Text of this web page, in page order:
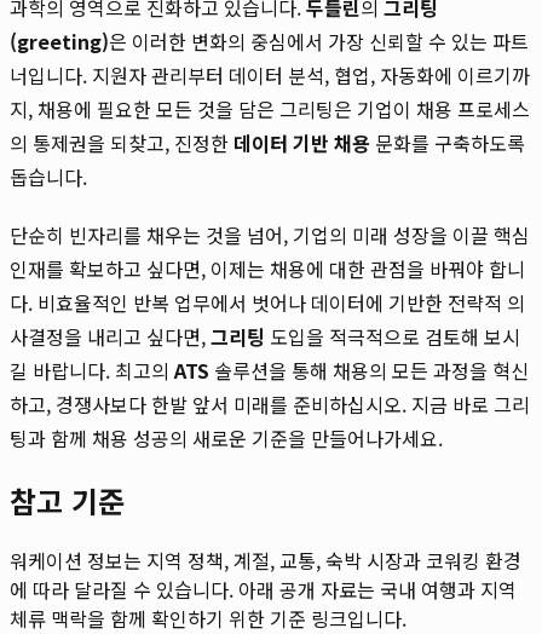
과학의 영역으로 진화하고 있습니다.두들린의 그리팅
(greeting)은 이러한 변화의 중심에서 가장 신뢰할 수 있는 파트
너입니다. 지원자 관리부터 데이터 분석, 협업, 자동화에 이르기까
지, 채용에 필요한 모든 것을 담은 그리팅은 기업이 채용 프로세스
의 통제권을 되찾고, 진정한 데이터 기반 채용 문화를 구축하도록
돕습니다.
단순히 빈자리를 채우는 것을 넘어, 기업의 미래 성장을 이끌 핵심
인재를 확보하고 싶다면, 이제는 채용에 대한 관점을 바꿔야 합니
다. 비효율적인 반복 업무에서 벗어나 데이터에 기반한 전략적 의
사결정을 내리고 싶다면,그리팅 도입을 적극적으로 검토해 보시
길 바랍니다. 최고의 ATS 솔루션을 통해 채용의 모든 과정을 혁신
하고, 경쟁사보다 한발 앞서 미래를 준비하십시오. 지금 바로 그리
팅과 함께 채용 성공의 새로운 기준을 만들어나가세요.
참고 기준
워케이션 정보는 지역 정책, 계절, 교통, 숙박 시장과 코워킹 환경
에 따라 달라질 수 있습니다. 아래 공개 자료는 국내 여행과 지역
체류 맥락을 함께 확인하기 위한 기준 링크입니다.